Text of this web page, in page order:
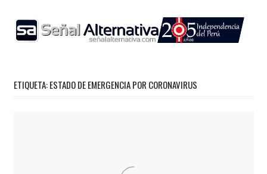
content
ETIQUETA:ESTADO DE EMERGENCIA POR CORONAVIRUS